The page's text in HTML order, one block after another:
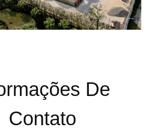
De
Contato